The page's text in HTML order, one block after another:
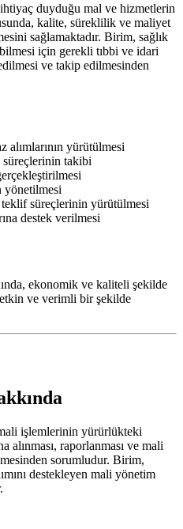
duyduğu mal ve hizmetlerin
kalite, süreklilik ve maliyet
sağlamaktadır. Birim, sağlık
için gerekli tıbbi ve idari
ve takip edilmesinden
alımlarının yürütülmesi
takibi
teklif süreçlerinin yürütülmesi
destek verilmesi
ekonomik ve kaliteli şekilde
ve verimli bir şekilde
işlemlerinin yürürlükteki
alınması, raporlanması ve mali
sorumludur. Birim,
destekleyen mali yönetim